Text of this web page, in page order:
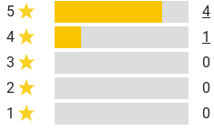
5
4
4
1
3
0
2
0
1
0